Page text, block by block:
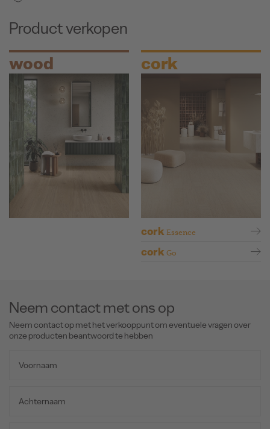
Product verkopen
wood cork
cork Essence
cork Go
Neem contact met ons op
Neem contact op met het verkooppunt om eventuele vragen over
onze producten beantwoord te hebben